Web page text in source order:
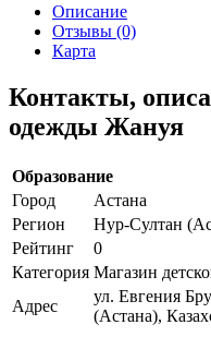
Описание
Отзывы (0)
Карта
Контакты,
одежды Жануя
Образование
Город
Астана
Регион
Нур-Султан
Рейтинг
0
Категория Магазин
Адрес
ул. Евгения
(Астана),